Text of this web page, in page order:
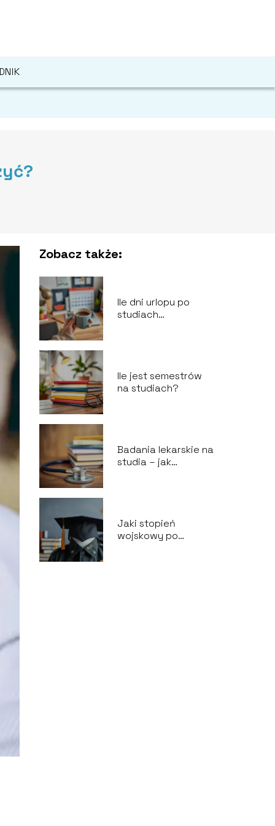
Zobacz także:
Ile dni urlopu po
studiach
Ile jest semestrów
na studiach?
Badania lekarskie na
studia – jak
Jaki stopień
wojskowy po